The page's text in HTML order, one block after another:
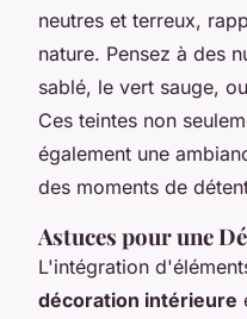
neutres et terreux,
nature. Pensez à des
sablé, le vert sauge,
Ces teintes non
également une
des moments de
Astuces pour une
L'intégration
décoration intérieure